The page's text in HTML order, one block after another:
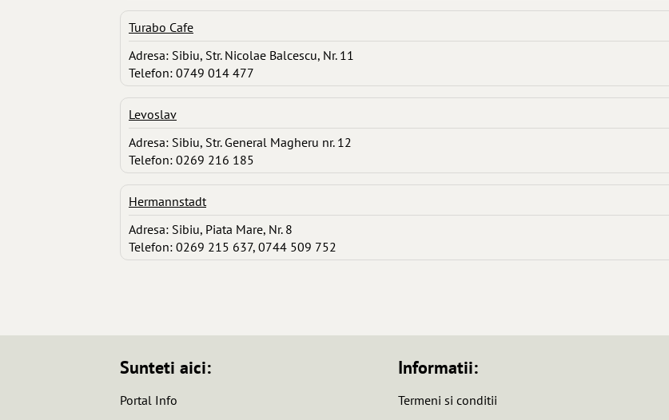
Turabo Cafe
Adresa: Sibiu, Str. Nicolae Balcescu, Nr. 11
Telefon: 0749 014 477
Levoslav
Adresa: Sibiu, Str. General Magheru nr. 12
Telefon: 0269 216 185
Hermannstadt
Adresa: Sibiu, Piata Mare, Nr. 8
Telefon: 0269 215 637, 0744 509 752
Sunteti aici:
Portal Info
Informatii:
Termeni si conditii